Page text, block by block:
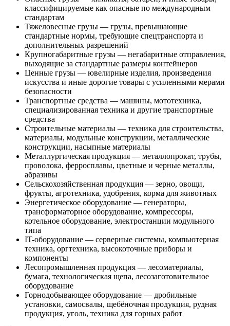
классифицируемые как опасные по международным
стандартам
Тяжеловесные грузы — грузы, превышающие
стандартные нормы, требующие спецтранспорта и
дополнительных разрешений
Крупногабаритные грузы — негабаритные отправления,
выходящие за стандартные размеры контейнеров
Ценные грузы — ювелирные изделия, произведения
искусства и иные дорогие товары с усиленными мерами
безопасности
Транспортные средства — машины, мототехника,
специализированная техника и другие транспортные
средства
Строительные материалы — техника для строительства,
материалы, модульные конструкции, металлические
конструкции, насыпные материалы
Металлургическая продукция — металлопрокат, трубы,
проволока, ферросплавы, цветные и черные металлы,
абразивы
Сельскохозяйственная продукция — зерно, овощи,
фрукты, агротехника, удобрения, корма для животных
Энергетическое оборудование — генераторы,
трансформаторное оборудование, компрессоры,
котельное оборудование, электростанции модульного
типа
IT-оборудование — серверные системы, компьютерная
техника, оргтехника, высокоточные приборы и
компоненты
Лесопромышленная продукция — лесоматериалы,
бумага, технологическая щепа, лесозаготовительное
оборудование
Горнодобывающее оборудование — дробильные
установки, самосвалы, щебёночная продукция, рудная
продукция, уголь, техника для горных работ